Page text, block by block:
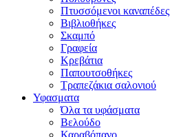
Πτυσσόμενοι καναπέδες
Βιβλιοθήκες
Σκαμπό
Γραφεία
Κρεβάτια
Παπουτσοθήκες
Τραπεζάκια σαλονιού
Υφασματα
Όλα τα υφάσματα
Βελούδο
Καραβόπανο